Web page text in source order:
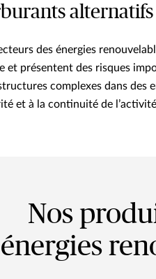
alternatifs
des énergies
et présentent des risques
complexes dans des
et à la continuité de
Nos
énergies